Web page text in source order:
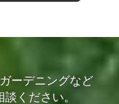
ーデニングなど
ください。